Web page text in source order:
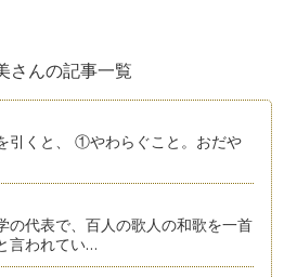
さんの記事一覧
引くと、 ①やわらぐこと。おだや
の代表で、百人の歌人の和歌を一首
言われてい…